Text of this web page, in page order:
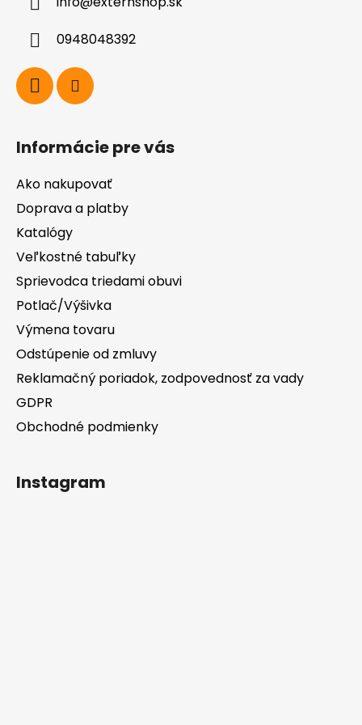
0948048392
Informácie pre vás
Ako nakupovať
Doprava a platby
Katalógy
Veľkostné tabuľky
Sprievodca triedami obuvi
Potlač/Výšivka
Výmena tovaru
Odstúpenie od zmluvy
Reklamačný poriadok, zodpovednosť za vady
GDPR
Obchodné podmienky
Instagram